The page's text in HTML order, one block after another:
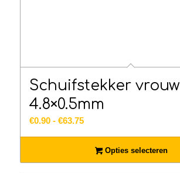
Schuifstekker vrouw
4.8×0.5mm
€0.90 - €63.75Prijsklasse:
€63.75
Opties selecteren